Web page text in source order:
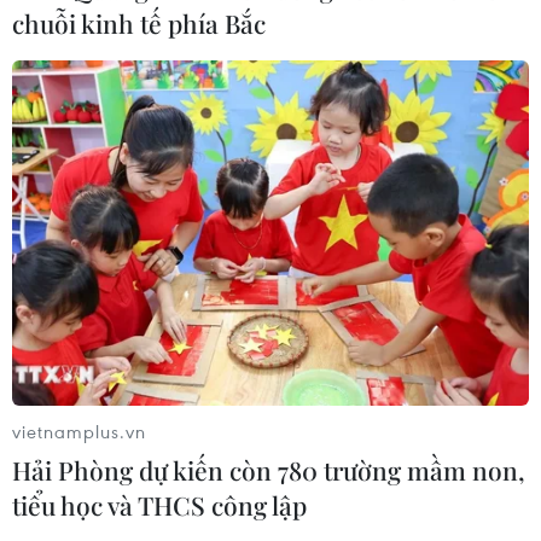
CƠ QUAN CHỦ QUẢN: THÔNG TẤN XÃ VIỆT NAM
Tổng Biên tập: TRẦN TIẾN DUẨN
Phó Tổng Biên tập: NGUYỄN THỊ TÁM, KHÚC THANH
THỦY
Sở hữu trí tuệ
Quy định sử dụng
RSS
Ngôn ngữ
TTXVN
Dịch vụ tin
Quảng cáo
chuỗi kinh tế phía Bắc
vietnamplus.vn
Hải Phòng dự kiến còn 780 trường mầm non,
tiểu học và THCS công lập